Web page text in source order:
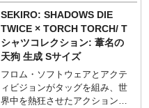
XXLサイズ （84cm／68cm／
60cm／26cm）
──────────────────
■マテリアル
綿100% 5.6oz ヘビーウェイトボ
ディ
※杢灰のみ 綿90%、ポリエステ
ル10% 5.6oz ヘビーウェイトボ
オンスを採用。着心地が良く、
何度洗っても型崩れしづらく風
合いが出るのが特徴です。袖に
縫い付けられた特製の「壺の貴
人ワッペン」には、ファンなら
にやりとさせられるはず。
──────────────────
■サイズ（着丈／身幅／肩幅／袖
呼ぶ謎の男、「葦名の天狗」。
面と蓑を身にまとい、内府の密
偵を狩るために暗躍する彼の正
体とは……？そんな世を忍ぶ豪
傑の姿を、原田隼（TORCH
TORCH）が鉛筆画で描き下ろ
し。風格のある後ろ姿をグラデ
SEKIRO: SHADOWS DIE
TWICE × TORCH TORCH/ T
シャツコレクション: 葦名の
天狗 生成 Sサイズ
フロム・ソフトウェアとアクテ
ィビジョンがタッグを組み、世
界中を熱狂させたアクション・